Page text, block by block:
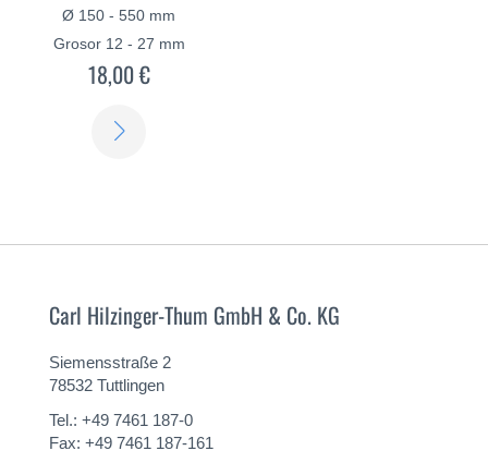
Ø 150 - 550 mm
Grosor 12 - 27 mm
18,00 €
Carl Hilzinger-Thum GmbH & Co. KG
Siemensstraße 2
78532 Tuttlingen
Tel.: +49 7461 187-0
Fax: +49 7461 187-161